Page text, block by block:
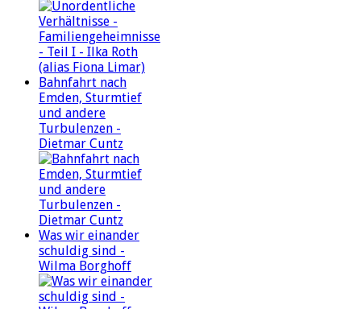
Bahnfahrt nach
Emden, Sturmtief
und andere
Turbulenzen -
Dietmar Cuntz
Was wir einander
schuldig sind -
Wilma Borghoff